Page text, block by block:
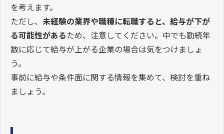
を考えます。
ただし、 未経験の業界や職種に転職すると、給与が下が
る可能性があるため、注意してください。中でも勤続年
数に応じて給与が上がる企業の場合は気をつけましょ
う。
事前に給与や条件面に関する情報を集めて、検討を重ね
ましょう。